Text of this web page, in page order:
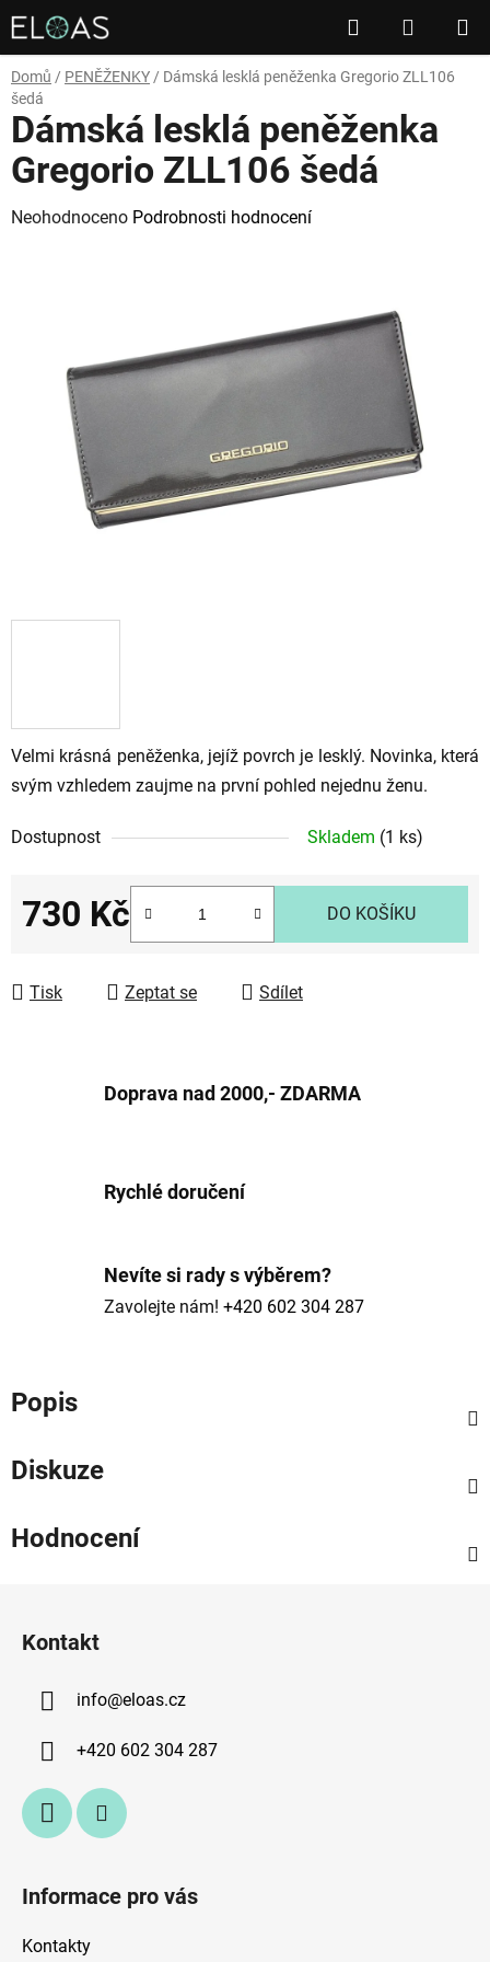
Přejít
na
obsah
Hledat
KOŠÍK
Domů / PENĚŽENKY / Dámská lesklá peněženka Gregorio ZLL106
šedá
Velmi krásná peněženka, jejíž povrch je lesklý. Novinka, která
svým vzhledem zaujme na první pohled nejednu ženu.
Dostupnost Skladem (1 ks)
730 Kč DO KOŠÍKU
Tisk Zeptat se Sdílet
Dámská lesklá peněženka
Gregorio ZLL106 šedá
Průměrné
hvězdiček.
Neohodnoceno Podrobnosti hodnocení
Doprava nad 2000,- ZDARMA
Rychlé doručení
Nevíte si rady s výběrem?
Zavolejte nám! +420 602 304 287
Popis
Diskuze
Hodnocení
Kontakt
info@eloas.cz
+420 602 304 287
Informace pro vás
Kontakty